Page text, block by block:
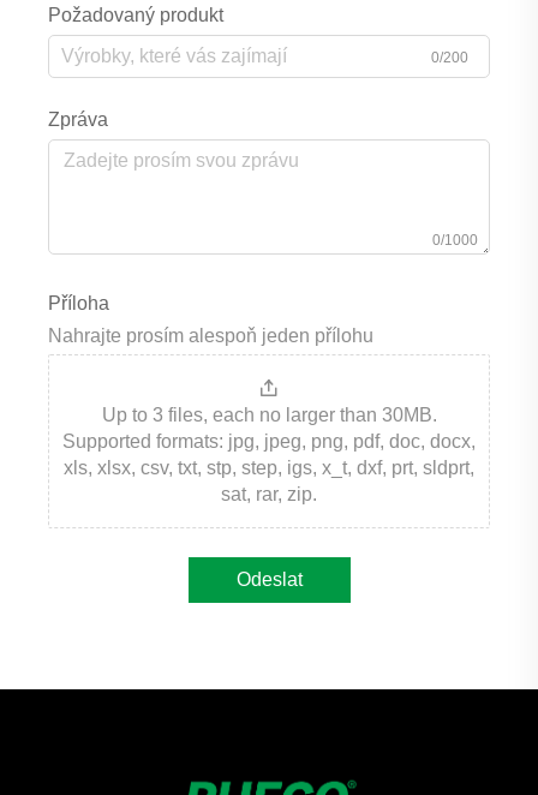
Požadovaný produkt
0/200
Zpráva
0/1000
Příloha
Nahrajte prosím alespoň jeden přílohu
Up to 3 files, each no larger than 30MB.
Supported formats: jpg, jpeg, png, pdf, doc, docx,
xls, xlsx, csv, txt, stp, step, igs, x_t, dxf, prt, sldprt,
sat, rar, zip.
Odeslat